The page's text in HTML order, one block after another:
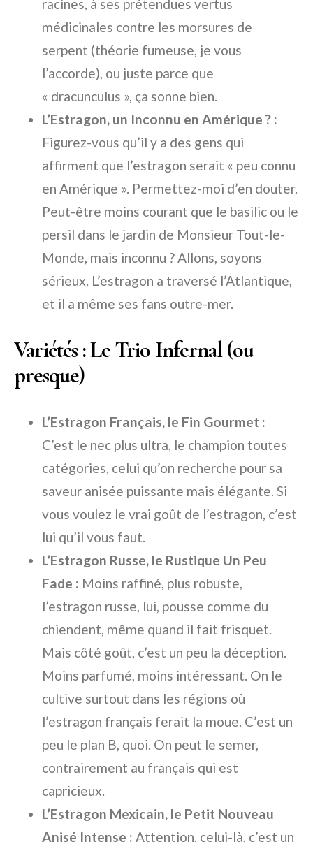
racines, à ses prétendues vertus
médicinales contre les morsures de
serpent (théorie fumeuse, je vous
l’accorde), ou juste parce que
« dracunculus », ça sonne bien.
L’Estragon, un Inconnu en Amérique ? :
Figurez-vous qu’il y a des gens qui
affirment que l’estragon serait « peu connu
en Amérique ». Permettez-moi d’en douter.
Peut-être moins courant que le basilic ou le
persil dans le jardin de Monsieur Tout-le-
Monde, mais inconnu ? Allons, soyons
sérieux. L’estragon a traversé l’Atlantique,
et il a même ses fans outre-mer.
Variétés : Le Trio Infernal (ou
presque)
L’Estragon Français, le Fin Gourmet :
C’est le nec plus ultra, le champion toutes
catégories, celui qu’on recherche pour sa
saveur anisée puissante mais élégante. Si
vous voulez le vrai goût de l’estragon, c’est
lui qu’il vous faut.
L’Estragon Russe, le Rustique Un Peu
Fade : Moins raffiné, plus robuste,
l’estragon russe, lui, pousse comme du
chiendent, même quand il fait frisquet.
Mais côté goût, c’est un peu la déception.
Moins parfumé, moins intéressant. On le
cultive surtout dans les régions où
l’estragon français ferait la moue. C’est un
peu le plan B, quoi. On peut le semer,
contrairement au français qui est
capricieux.
L’Estragon Mexicain, le Petit Nouveau
Anisé Intense : Attention, celui-là, c’est un